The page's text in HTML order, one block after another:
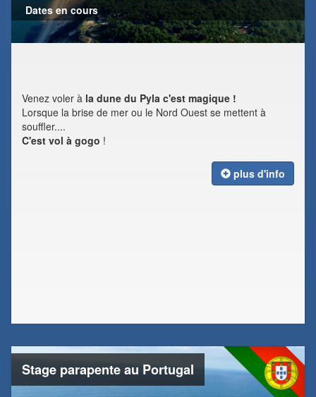
Dates en cours
Venez voler à la dune du Pyla c'est magique !
Lorsque la brise de mer ou le Nord Ouest se mettent à
souffler....
C'est vol à gogo !
plus d'info
Stage parapente au Portugal